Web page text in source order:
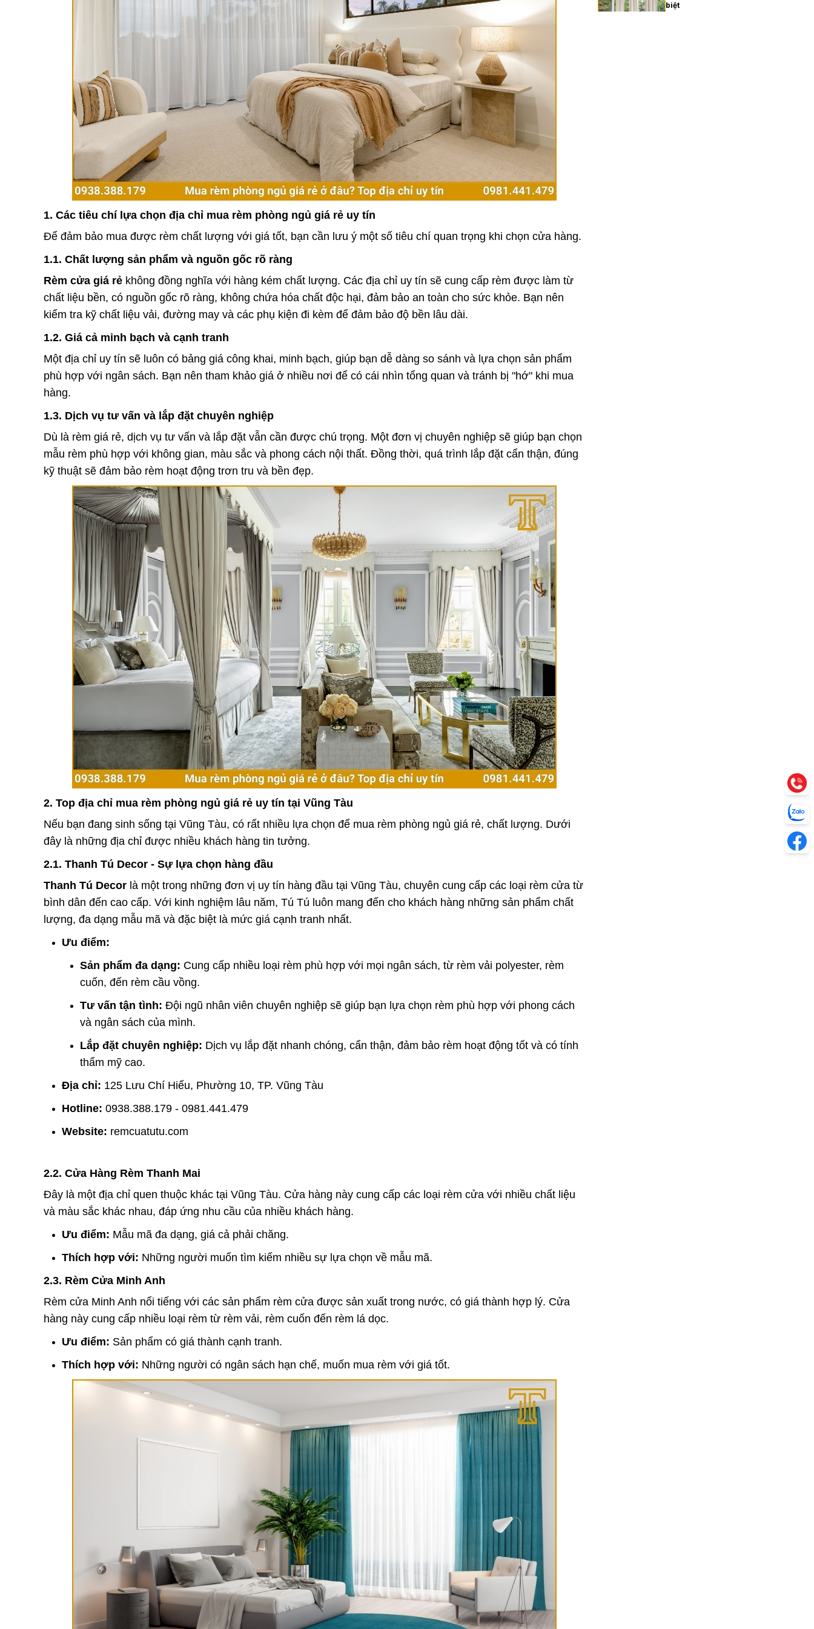
1. Các tiêu chí lựa chọn địa chỉ mua rèm phòng ngủ giá rẻ uy tín
Để đảm bảo mua được rèm chất lượng với giá tốt, bạn cần lưu ý một số tiêu chí quan trọng khi chọn cửa hàng.
1.1. Chất lượng sản phẩm và nguồn gốc rõ ràng
Rèm cửa giá rẻ không đồng nghĩa với hàng kém chất lượng. Các địa chỉ uy tín sẽ cung cấp rèm được làm từ
chất liệu bền, có nguồn gốc rõ ràng, không chứa hóa chất độc hại, đảm bảo an toàn cho sức khỏe. Bạn nên
kiểm tra kỹ chất liệu vải, đường may và các phụ kiện đi kèm để đảm bảo độ bền lâu dài.
1.2. Giá cả minh bạch và cạnh tranh
Một địa chỉ uy tín sẽ luôn có bảng giá công khai, minh bạch, giúp bạn dễ dàng so sánh và lựa chọn sản phẩm
phù hợp với ngân sách. Bạn nên tham khảo giá ở nhiều nơi để có cái nhìn tổng quan và tránh bị "hớ" khi mua
hàng.
1.3. Dịch vụ tư vấn và lắp đặt chuyên nghiệp
Dù là rèm giá rẻ, dịch vụ tư vấn và lắp đặt vẫn cần được chú trọng. Một đơn vị chuyên nghiệp sẽ giúp bạn chọn
mẫu rèm phù hợp với không gian, màu sắc và phong cách nội thất. Đồng thời, quá trình lắp đặt cẩn thận, đúng
kỹ thuật sẽ đảm bảo rèm hoạt động trơn tru và bền đẹp.
2. Top địa chỉ mua rèm phòng ngủ giá rẻ uy tín tại Vũng Tàu
Nếu bạn đang sinh sống tại Vũng Tàu, có rất nhiều lựa chọn để mua rèm phòng ngủ giá rẻ, chất lượng. Dưới
đây là những địa chỉ được nhiều khách hàng tin tưởng.
2.1. Thanh Tú Decor - Sự lựa chọn hàng đầu
Thanh Tú Decor là một trong những đơn vị uy tín hàng đầu tại Vũng Tàu, chuyên cung cấp các loại rèm cửa từ
bình dân đến cao cấp. Với kinh nghiệm lâu năm, Tú Tú luôn mang đến cho khách hàng những sản phẩm chất
lượng, đa dạng mẫu mã và đặc biệt là mức giá cạnh tranh nhất.
Ưu điểm:
Sản phẩm đa dạng: Cung cấp nhiều loại rèm phù hợp với mọi ngân sách, từ rèm vải polyester, rèm
cuốn, đến rèm cầu vồng.
Tư vấn tận tình: Đội ngũ nhân viên chuyên nghiệp sẽ giúp bạn lựa chọn rèm phù hợp với phong cách
và ngân sách của mình.
Lắp đặt chuyên nghiệp: Dịch vụ lắp đặt nhanh chóng, cẩn thận, đảm bảo rèm hoạt động tốt và có tính
thẩm mỹ cao.
Địa chỉ: 125 Lưu Chí Hiếu, Phường 10, TP. Vũng Tàu
Hotline: 0938.388.179 - 0981.441.479
Website: remcuatutu.com
2.2. Cửa Hàng Rèm Thanh Mai
Đây là một địa chỉ quen thuộc khác tại Vũng Tàu. Cửa hàng này cung cấp các loại rèm cửa với nhiều chất liệu
và màu sắc khác nhau, đáp ứng nhu cầu của nhiều khách hàng.
Ưu điểm: Mẫu mã đa dạng, giá cả phải chăng.
Thích hợp với: Những người muốn tìm kiếm nhiều sự lựa chọn về mẫu mã.
2.3. Rèm Cửa Minh Anh
Rèm cửa Minh Anh nổi tiếng với các sản phẩm rèm cửa được sản xuất trong nước, có giá thành hợp lý. Cửa
hàng này cung cấp nhiều loại rèm từ rèm vải, rèm cuốn đến rèm lá dọc.
Ưu điểm: Sản phẩm có giá thành cạnh tranh.
Thích hợp với: Những người có ngân sách hạn chế, muốn mua rèm với giá tốt.
biệt